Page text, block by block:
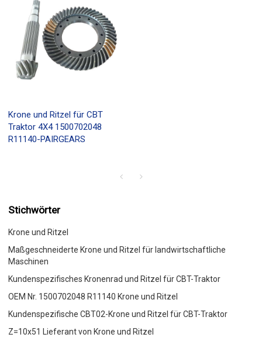
Krone und Ritzel für CBT
Traktor 4X4 1500702048
R11140-PAIRGEARS
Stichwörter
Krone und Ritzel
Maßgeschneiderte Krone und Ritzel für landwirtschaftliche
Maschinen
Kundenspezifisches Kronenrad und Ritzel für CBT-Traktor
OEM Nr. 1500702048 R11140 Krone und Ritzel
Kundenspezifische CBT02-Krone und Ritzel für CBT-Traktor
Z=10x51 Lieferant von Krone und Ritzel